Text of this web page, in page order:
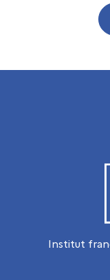
Institut